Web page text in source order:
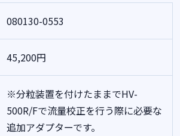
080130-0553
45,200円
※分粒装置を付けたままでHV-
500R/Fで流量校正を行う際に必要な
追加アダプターです。